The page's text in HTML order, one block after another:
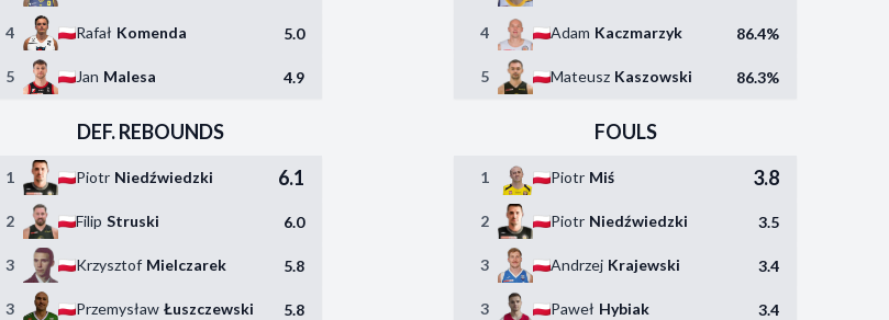
4 Rafał Komenda 5.0
5 Jan Malesa 4.9
4 Adam Kaczmarzyk 86.4%
5 Mateusz Kaszowski 86.3%
DEF. REBOUNDS
1 Piotr Niedźwiedzki 6.1
2 Filip Struski 6.0
3 Krzysztof Mielczarek 5.8
3 Przemysław Łuszczewski 5.8
FOULS
1 Piotr Miś 3.8
2 Piotr Niedźwiedzki 3.5
3 Andrzej Krajewski 3.4
3 Paweł Hybiak 3.4